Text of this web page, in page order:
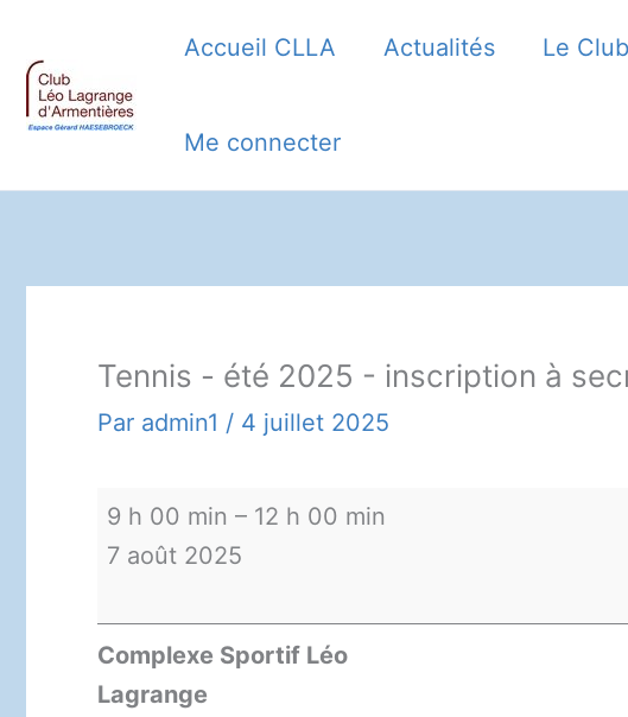
contenu
Accueil CLLA Actualités Le Club
Me connecter
Tennis - été 2025 - inscription à
Par admin1 / 4 juillet 2025
Tennis
2025
-
inscription
9 h 00 min – 12 h 00 min
7 août 2025
Complexe Sportif Léo
Lagrange